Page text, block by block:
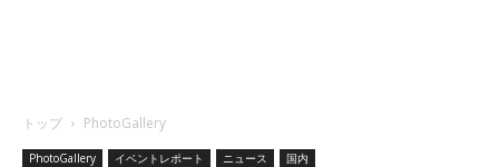
トップ PhotoGallery
PhotoGallery イベントレポート ニュース 国内